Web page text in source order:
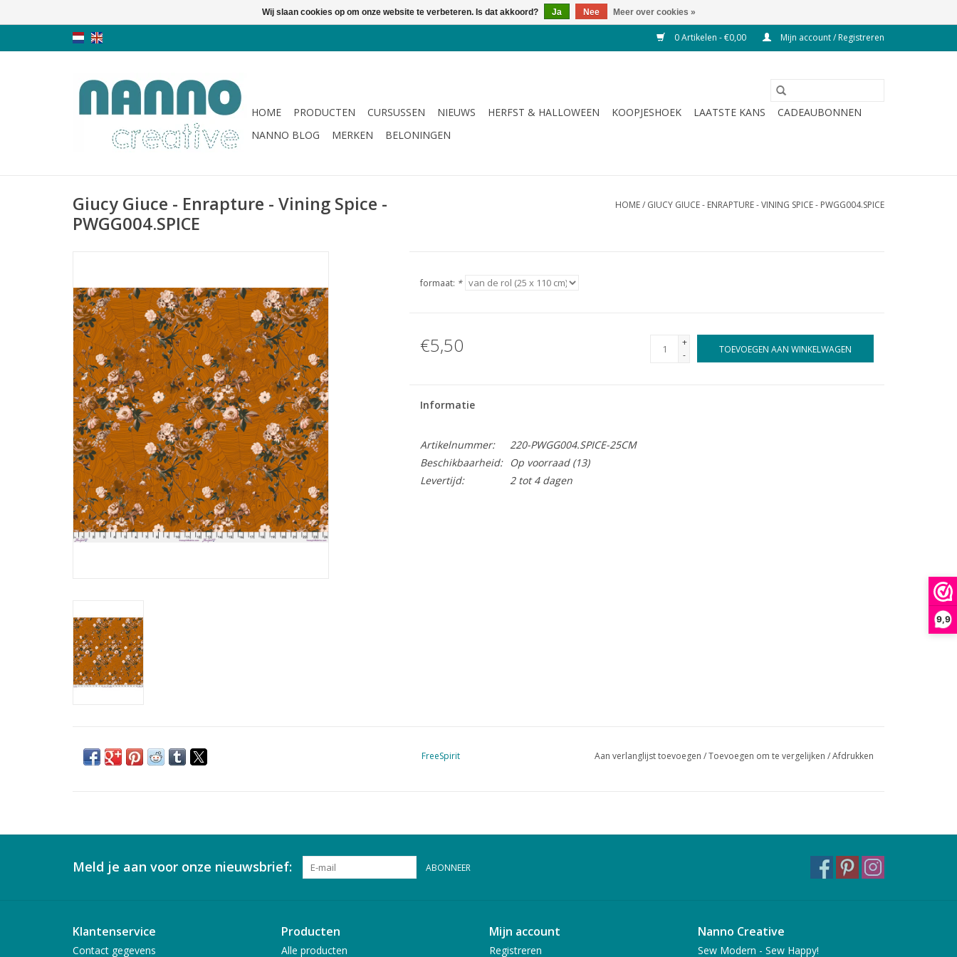
9,9
0 Artikelen - €0,00 Mijn account / Registreren
HOME PRODUCTEN CURSUSSEN NIEUWS HERFST & HALLOWEEN KOOPJESHOEK LAATSTE KANS
CADEAUBONNEN
NANNO BLOG
MERKEN BELONINGEN
Giucy Giuce - Enrapture - Vining Spice -
PWGG004.SPICE
HOME/ GIUCY GIUCE - ENRAPTURE - VINING SPICE - PWGG004.SPICE
formaat: *
€5,50
+
-
TOEVOEGEN AAN WINKELWAGEN
Informatie
Artikelnummer:
220-PWGG004.SPICE-25CM
Beschikbaarheid:
Op voorraad(13)
Levertijd:
2 tot 4 dagen
FreeSpirit Aan verlanglijst toevoegen /Toevoegen om te vergelijken /Afdrukken
Meld je aan voor onze nieuwsbrief: ABONNEER
Klantenservice
Contact gegevens
Producten
Alle producten
Mijn account
Registreren
Nanno Creative
Sew Modern - Sew Happy!
Wij slaan cookies op om onze website te verbeteren. Is dat akkoord? Ja Nee Meer over cookies »